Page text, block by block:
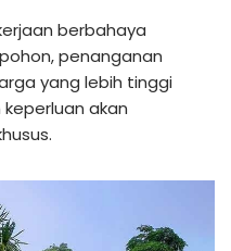
berbahaya
penanganan
yang lebih tinggi
akan